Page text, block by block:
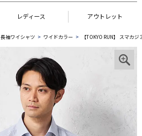
レディース アウトレット
長袖ワイシャツ ワイドカラー 【TOKYO RUN】 スマカ